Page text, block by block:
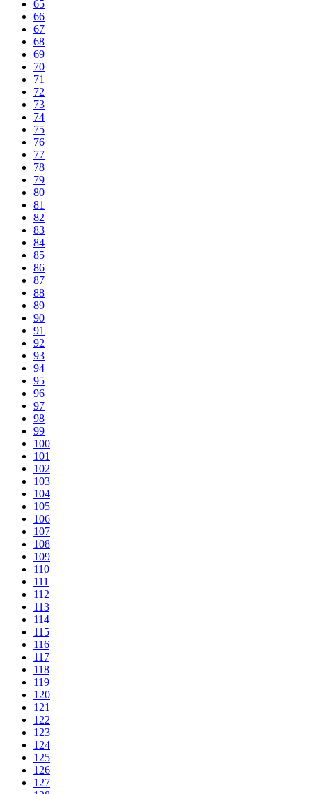
65
66
67
68
69
70
71
72
73
74
75
76
77
78
79
80
81
82
83
84
85
86
87
88
89
90
91
92
93
94
95
96
97
98
99
100
101
102
103
104
105
106
107
108
109
110
111
112
113
114
115
116
117
118
119
120
121
122
123
124
125
126
127